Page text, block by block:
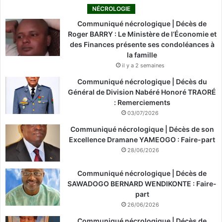
NÉCROLOGIE
Communiqué nécrologique | Décès de
Roger BARRY : Le Ministère de l’Économie et
des Finances présente ses condoléances à
la famille
il y a 2 semaines
Communiqué nécrologique | Décès du
Général de Division Nabéré Honoré TRAORÉ
: Remerciements
03/07/2026
Communiqué nécrologique | Décès de son
Excellence Dramane YAMEOGO : Faire-part
28/06/2026
Communiqué nécrologique | Décès de
SAWADOGO BERNARD WENDIKONTE : Faire-
part
26/06/2026